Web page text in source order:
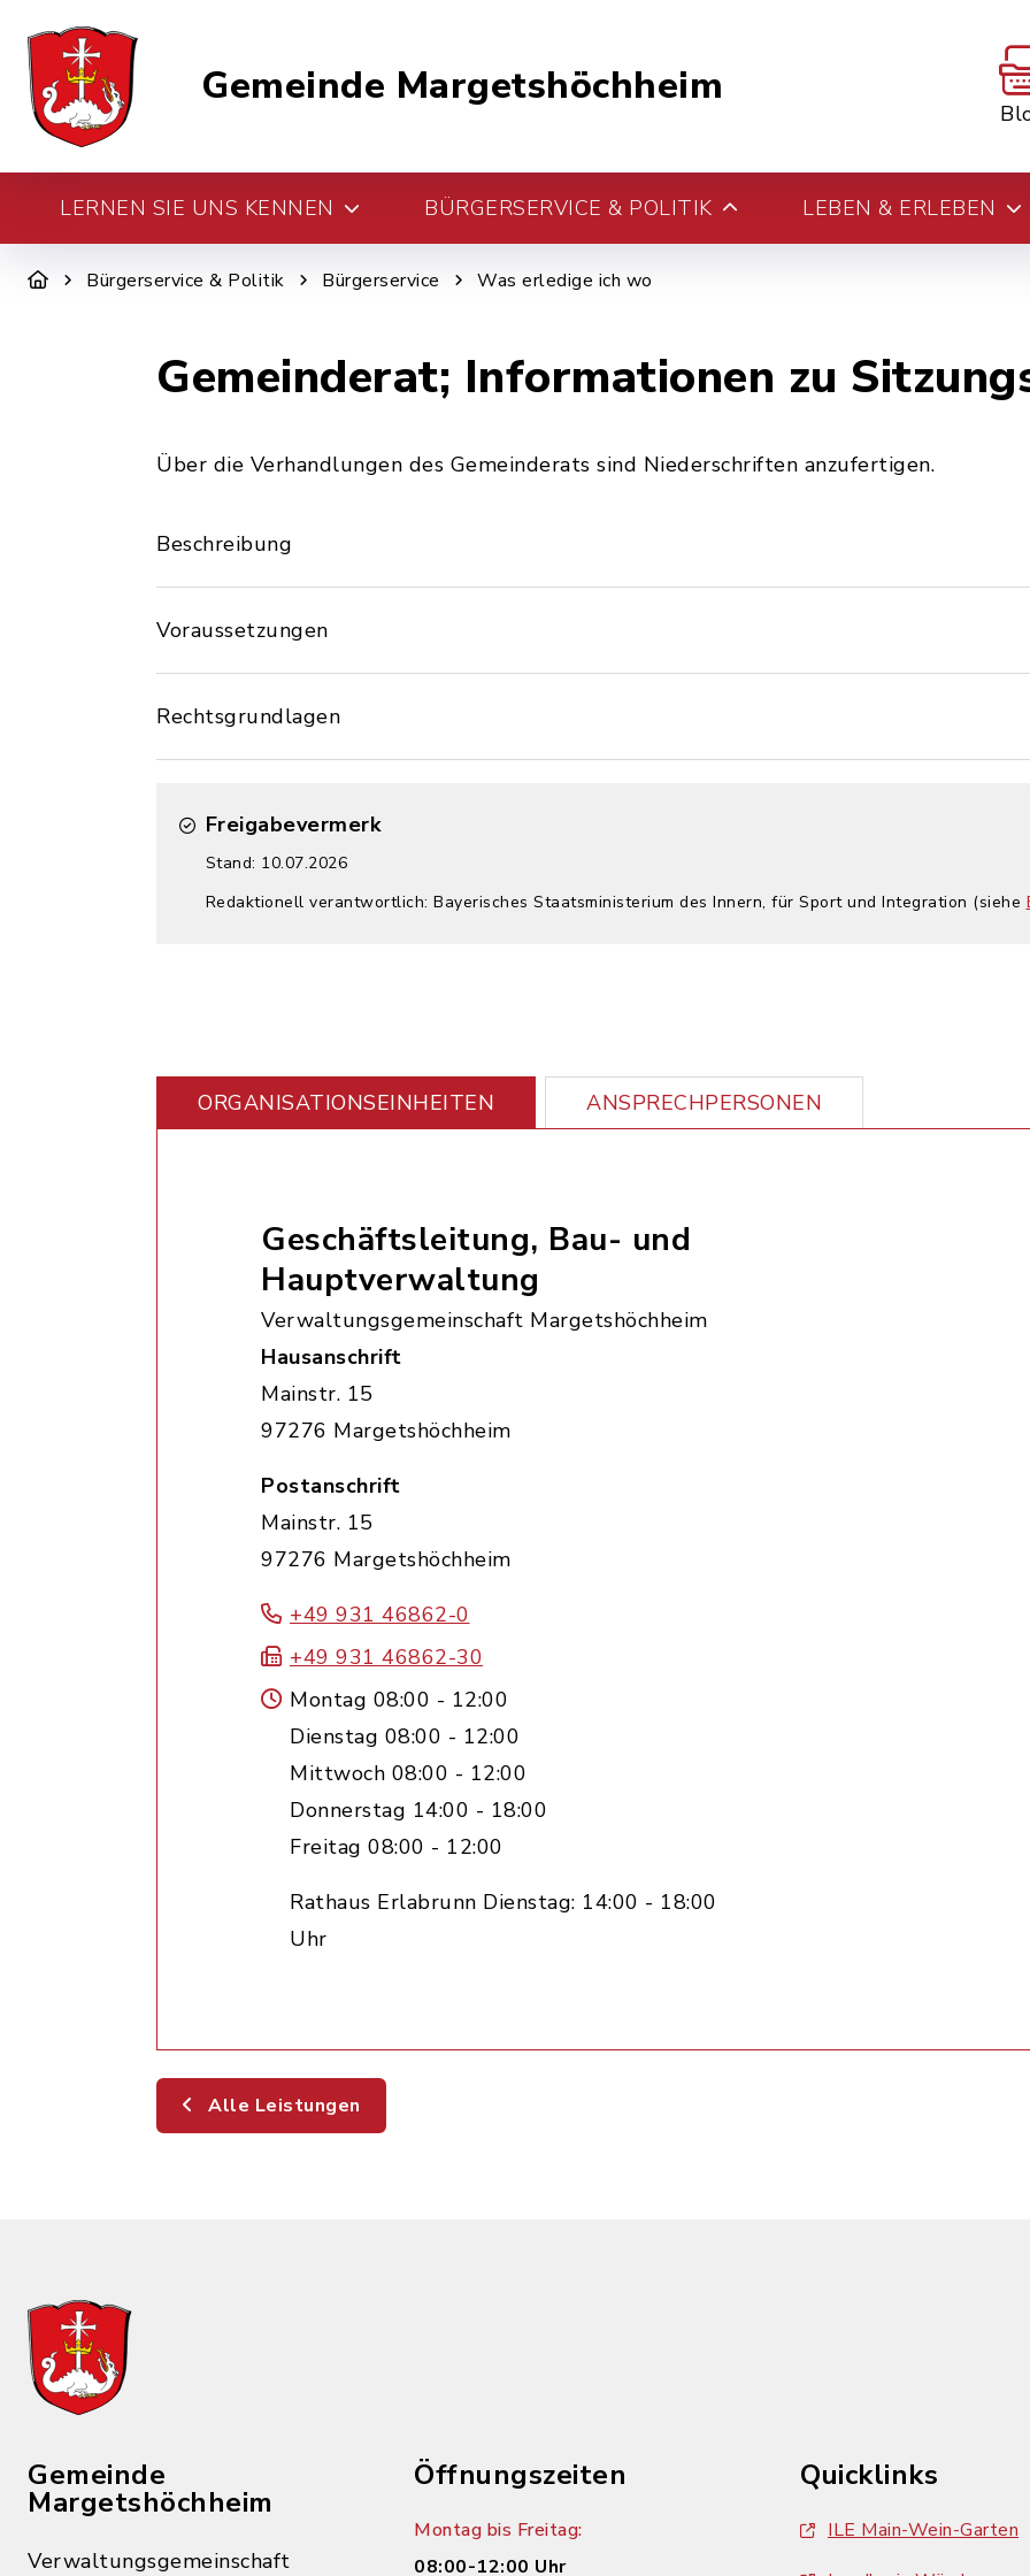
Gemeinde Margetshöchheim
LERNEN SIE UNS KENNEN BÜRGERSERVICE & POLITIK LEBEN & ERLEBEN
Bürgerservice & Politik Bürgerservice Was erledige ich wo
Gemeinderat; Informationen zu
Über die Verhandlungen des Gemeinderats sind Niederschriften anzufertigen.
Beschreibung
Voraussetzungen
Rechtsgrundlagen
Freigabevermerk
Stand: 10.07.2026
Redaktionell verantwortlich: Bayerisches Staatsministerium des Innern, für Sport und Integration (siehe
ORGANISATIONS­EINHEITEN ANSPRECHPERSONEN
Geschäftsleitung, Bau- und
Hauptverwaltung
Verwaltungsgemeinschaft Margetshöchheim
Hausanschrift
Mainstr. 15
97276 Margetshöchheim
Postanschrift
Mainstr. 15
97276 Margetshöchheim
+49 931 46862-0
+49 931 46862-30
Montag 08:00 - 12:00
Dienstag 08:00 - 12:00
Mittwoch 08:00 - 12:00
Donnerstag 14:00 - 18:00
Freitag 08:00 - 12:00
Rathaus Erlabrunn Dienstag: 14:00 - 18:00
Uhr
Alle Leistungen
Gemeinde
Margetshöchheim
Verwaltungsgemeinschaft
Öffnungszeiten
Montag bis Freitag:
08:00-12:00 Uhr
Quicklinks
ILE Main-Wein-Garten